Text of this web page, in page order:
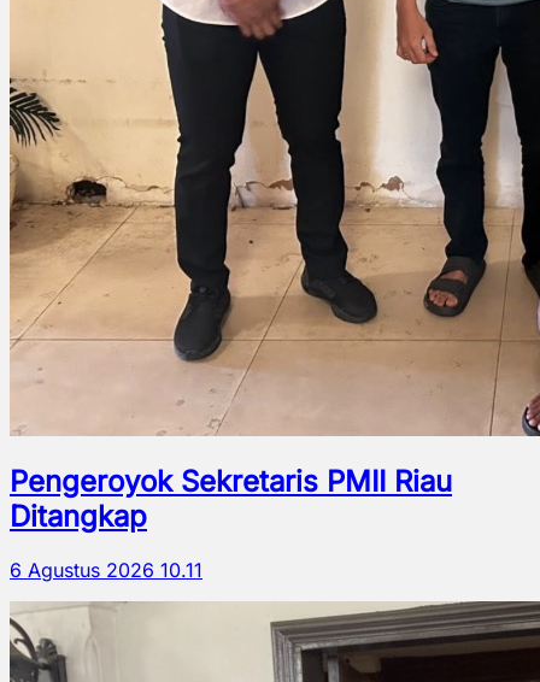
Pengeroyok Sekretaris PMII Riau
Ditangkap
6 Agustus 2026 10.11